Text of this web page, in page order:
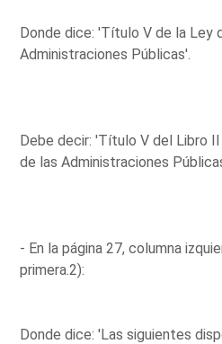
Donde dice: 'Título V de la Ley
Administraciones Públicas'.
Debe decir: 'Título V del Libro
de las Administraciones
- En la página 27, columna
primera.2):
Donde dice: 'Las siguientes